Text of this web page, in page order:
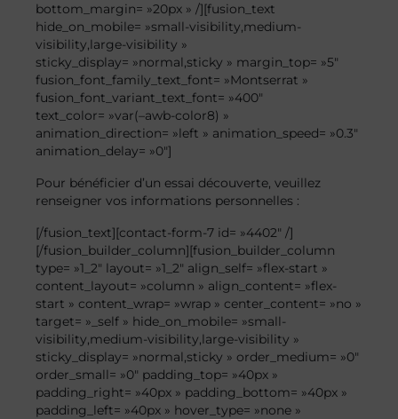
bottom_margin= »20px » /][fusion_text
hide_on_mobile= »small-visibility,medium-
visibility,large-visibility »
sticky_display= »normal,sticky » margin_top= »5″
fusion_font_family_text_font= »Montserrat »
fusion_font_variant_text_font= »400″
text_color= »var(–awb-color8) »
animation_direction= »left » animation_speed= »0.3″
animation_delay= »0″]
Pour bénéficier d’un essai découverte, veuillez
renseigner vos informations personnelles :
[/fusion_text][contact-form-7 id= »4402″ /]
[/fusion_builder_column][fusion_builder_column
type= »1_2″ layout= »1_2″ align_self= »flex-start »
content_layout= »column » align_content= »flex-
start » content_wrap= »wrap » center_content= »no »
target= »_self » hide_on_mobile= »small-
visibility,medium-visibility,large-visibility »
sticky_display= »normal,sticky » order_medium= »0″
order_small= »0″ padding_top= »40px »
padding_right= »40px » padding_bottom= »40px »
padding_left= »40px » hover_type= »none »